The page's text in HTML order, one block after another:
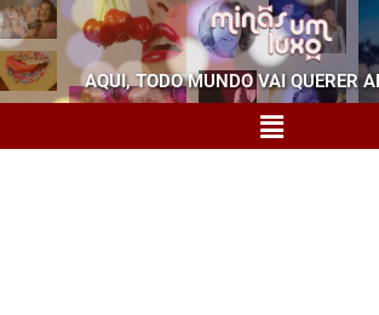
AQUI, TODO MUNDO VAI QUERER